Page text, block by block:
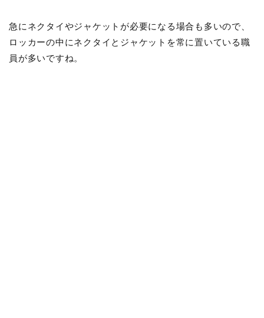
急にネクタイやジャケットが必要になる場合も多いので、
ロッカーの中にネクタイとジャケットを常に置いている職
員が多いですね。